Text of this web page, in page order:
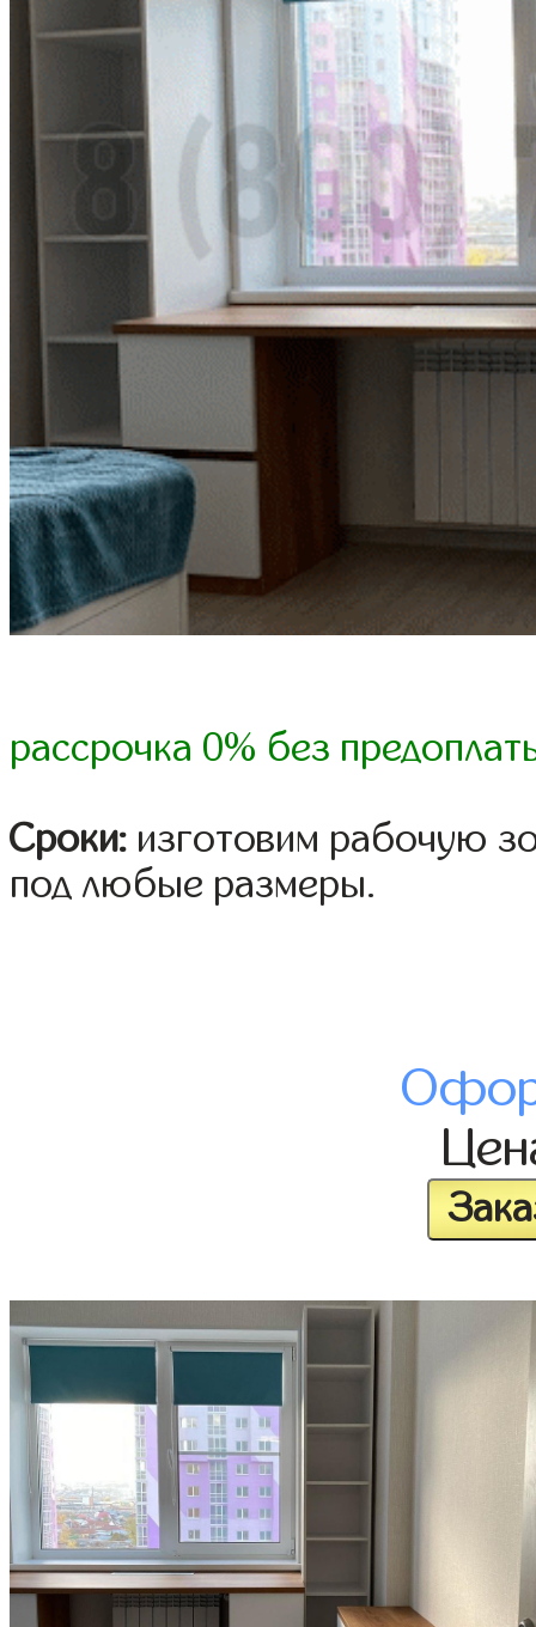
рассрочка 0% без
Сроки: изготовим рабочую
под любые размеры.